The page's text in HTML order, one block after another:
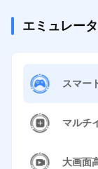
エミュレー
スマー
マルチ
大画面